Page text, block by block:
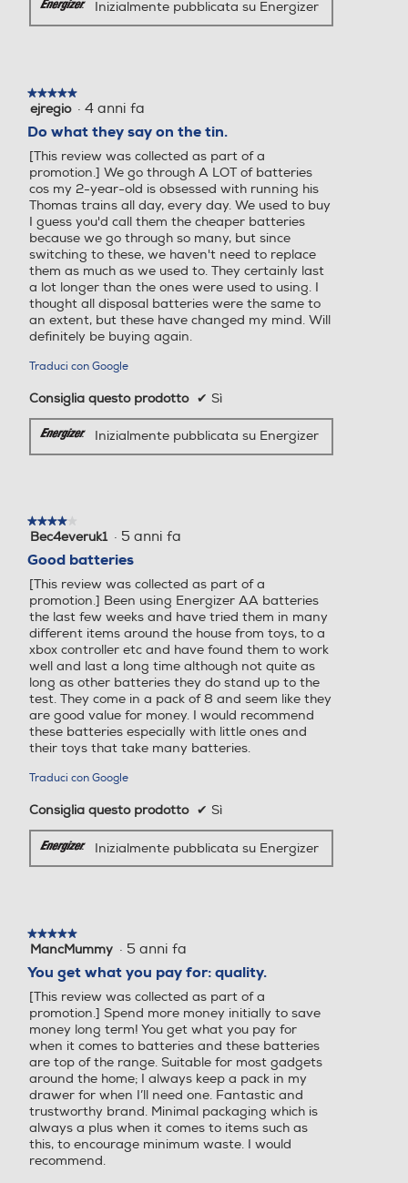
Inizialmente pubblicata su Energizer
★★★★★
★★★★★
5
5
stelle.
ejregio · 4 anni fa
Do what they say on the tin.
[This review was collected as part of a
promotion.] We go through A LOT of batteries
cos my 2-year-old is obsessed with running his
Thomas trains all day, every day. We used to buy
I guess you'd call them the cheaper batteries
because we go through so many, but since
switching to these, we haven't need to replace
them as much as we used to. They certainly last
a lot longer than the ones were used to using. I
thought all disposal batteries were the same to
an extent, but these have changed my mind. Will
definitely be buying again.
Traduci con Google
Consiglia questo prodotto ✔ Sì
Inizialmente pubblicata su Energizer
★★★★★
★★★★★
4
stelle.
Bec4everuk1 · 5 anni fa
Good batteries
[This review was collected as part of a
promotion.] Been using Energizer AA batteries
the last few weeks and have tried them in many
different items around the house from toys, to a
xbox controller etc and have found them to work
well and last a long time although not quite as
long as other batteries they do stand up to the
test. They come in a pack of 8 and seem like they
are good value for money. I would recommend
these batteries especially with little ones and
their toys that take many batteries.
Traduci con Google
Consiglia questo prodotto ✔ Sì
Inizialmente pubblicata su Energizer
★★★★★
★★★★★
5
5
stelle.
MancMummy · 5 anni fa
You get what you pay for: quality.
[This review was collected as part of a
promotion.] Spend more money initially to save
money long term! You get what you pay for
when it comes to batteries and these batteries
are top of the range. Suitable for most gadgets
around the home; I always keep a pack in my
drawer for when I’ll need one. Fantastic and
trustworthy brand. Minimal packaging which is
always a plus when it comes to items such as
this, to encourage minimum waste. I would
recommend.